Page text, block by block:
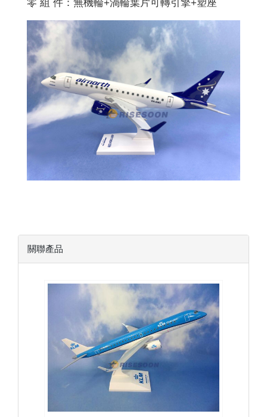
零 組 件：無機輪+渦輪葉片可轉引擎+塑座
關聯產品
KLM10E190P01 $1600